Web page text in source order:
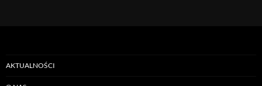
AKTUALNOŚCI